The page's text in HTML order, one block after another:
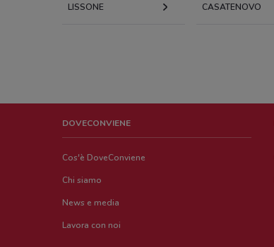
LISSONE CASATENOVO
DOVECONVIENE
Cos'è DoveConviene
Chi siamo
News e media
Lavora con noi